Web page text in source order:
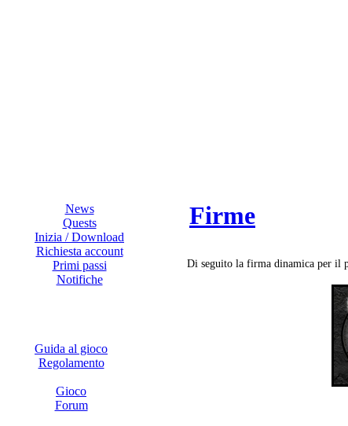
News
Quests
Inizia / Download
Richiesta account
Primi passi
Notifiche
Guida al gioco
Regolamento
Gioco
Forum
Firme
Di seguito la firma dinamica per il